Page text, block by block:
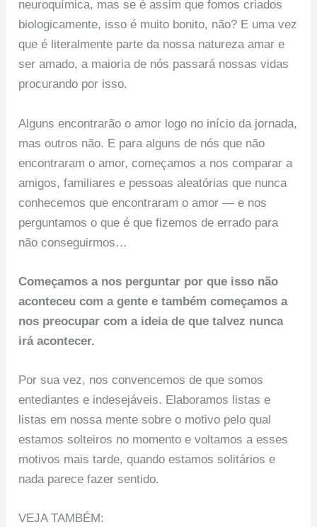
neuroquímica, mas se é assim que fomos criados
biologicamente, isso é muito bonito, não? E uma vez
que é literalmente parte da nossa natureza amar e
ser amado, a maioria de nós passará nossas vidas
procurando por isso.
Alguns encontrarão o amor logo no início da jornada,
mas outros não. E para alguns de nós que não
encontraram o amor, começamos a nos comparar a
amigos, familiares e pessoas aleatórias que nunca
conhecemos que encontraram o amor — e nos
perguntamos o que é que fizemos de errado para
não conseguirmos…
Começamos a nos perguntar por que isso não
aconteceu com a gente e também começamos a
nos preocupar com a ideia de que talvez nunca
irá acontecer.
Por sua vez, nos convencemos de que somos
entediantes e indesejáveis. Elaboramos listas e
listas em nossa mente sobre o motivo pelo qual
estamos solteiros no momento e voltamos a esses
motivos mais tarde, quando estamos solitários e
nada parece fazer sentido.
VEJA TAMBÉM: